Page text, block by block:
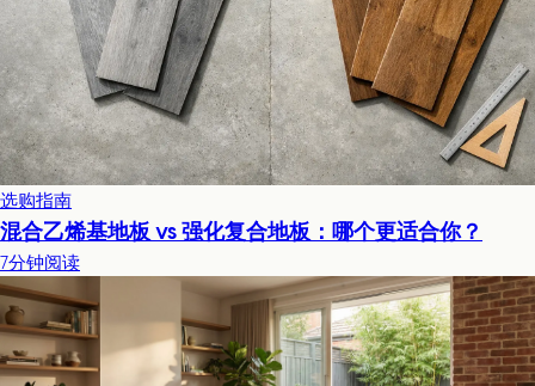
选购指南
混合乙烯基地板 vs 强化复合地板：哪个更适合你？
7分钟阅读